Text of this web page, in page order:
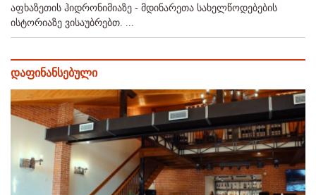
აფხაზეთის ჰიდრონიმიაზე - მდინარეთა სახელწოდებების
ისტორიაზე ვისაუბრებთ. ...
დაფინანსებული